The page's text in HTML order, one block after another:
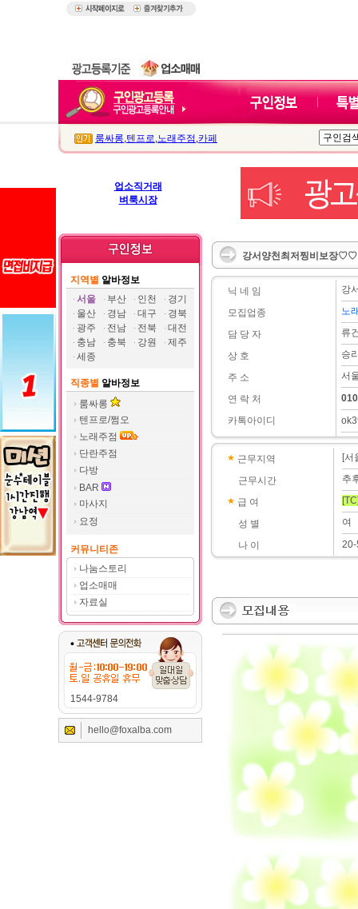
룸싸롱,텐프로,노래주점 ,카페
업소직거래
벼룩시장
지역별 알바정보
서울
부산 인천
경기
울산
경남 대구
경북
광주
전남 전북
대전
충남
충북 강원
제주
세종
직종별 알바정보
룸싸롱
텐프로/쩜오
노래주점
단란주점
다방
BAR
마사지
요정
커뮤니티존
나눔스토리
업소매매
자료실
1544-9784
hello@foxalba.com
강서양천최저찡비보장
닉 네 임
모집업종
담 당 자
상 호
주 소
연 락 처
카톡아이디
강
노
류
승
서
근무지역
근무시간
급 여
성 별
나 이
[서
추
여